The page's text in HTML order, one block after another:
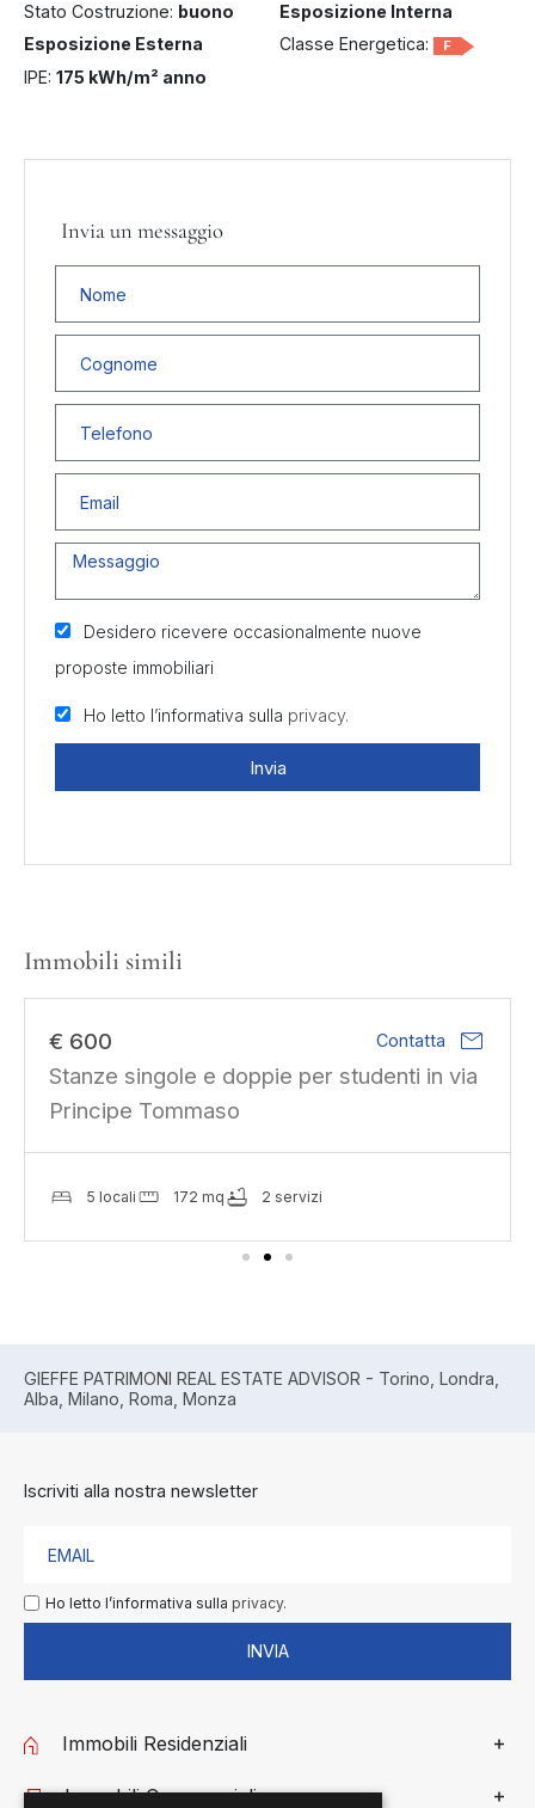
Stato Costruzione: buono
Esposizione Interna
Esposizione Esterna
Classe Energetica: F
IPE: 175 kWh/m² anno
Invia un messaggio
Desidero ricevere occasionalmente nuove
proposte immobiliari
Ho letto l’informativa sulla privacy.
Invia
Immobili simili
€ 600 Contatta mail
Stanze singole e doppie per studenti in via
Principe Tommaso
5 locali 172 mq 2 servizi
GIEFFE PATRIMONI REAL ESTATE ADVISOR - Torino, Londra,
Alba, Milano, Roma, Monza
Iscriviti alla nostra newsletter
Ho letto l’informativa sulla privacy.
INVIA
Immobili Residenziali
Immobili Commerciali